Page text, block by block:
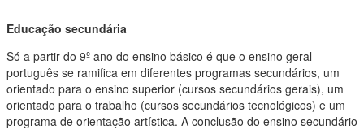
Educação secundária
Só a partir do 9º ano do ensino básico é que o ensino geral
português se ramifica em diferentes programas secundários, um
orientado para o ensino superior (cursos secundários gerais), um
orientado para o trabalho (cursos secundários tecnológicos) e um
programa de orientação artística. A conclusão do ensino secundário